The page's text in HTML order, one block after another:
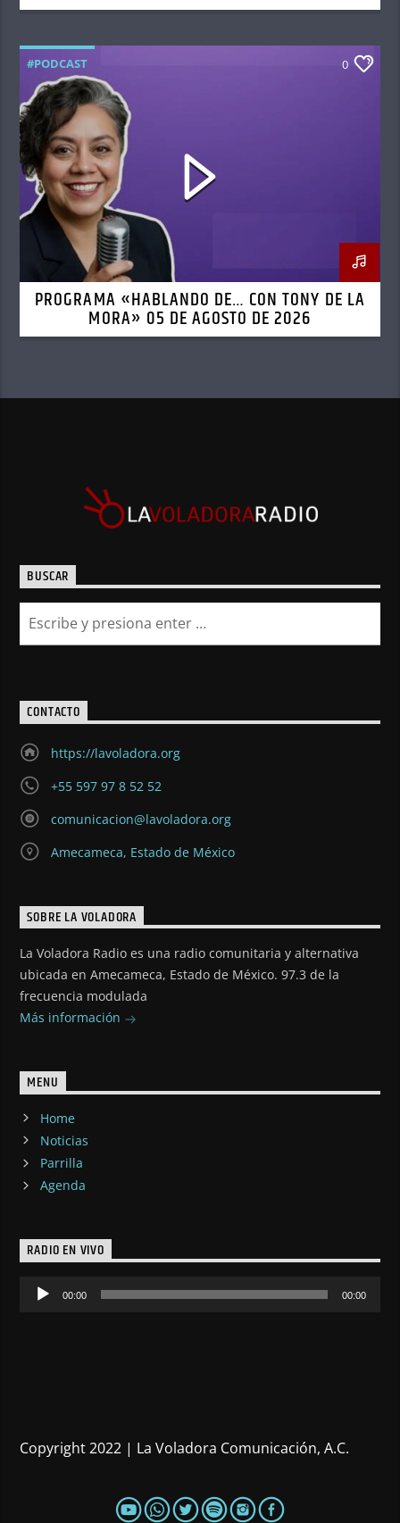
#PODCAST 0
PROGRAMA «HABLANDO DE… CON TONY DE LA
MORA» 05 DE AGOSTO DE 2026
BUSCAR
CONTACTO
https://lavoladora.org
+55 597 97 8 52 52
comunicacion@lavoladora.org
Amecameca, Estado de México
SOBRE LA VOLADORA
La Voladora Radio es una radio comunitaria y alternativa
ubicada en Amecameca, Estado de México. 97.3 de la
frecuencia modulada
Más información
MENU
Home
Noticias
Parrilla
Agenda
RADIO EN VIVO
Reproductor
00:00 00:00
Copyright 2022 | La Voladora Comunicación, A.C.